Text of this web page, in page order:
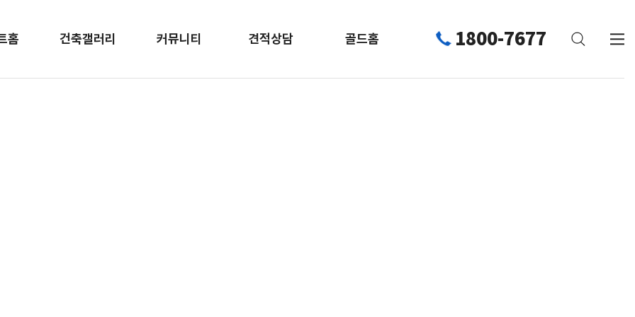
홈 건축갤러리 커뮤니티 견적상담 골드홈 1800-7677